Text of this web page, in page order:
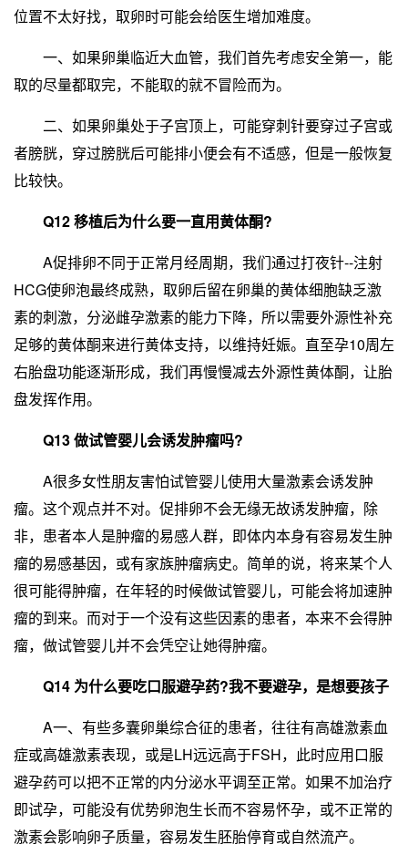
位置不太好找，取卵时可能会给医生增加难度。
一、如果卵巢临近大血管，我们首先考虑安全第一，能
取的尽量都取完，不能取的就不冒险而为。
二、如果卵巢处于子宫顶上，可能穿刺针要穿过子宫或
者膀胱，穿过膀胱后可能排小便会有不适感，但是一般恢复
比较快。
Q12 移植后为什么要一直用黄体酮?
A促排卵不同于正常月经周期，我们通过打夜针--注射
HCG使卵泡最终成熟，取卵后留在卵巢的黄体细胞缺乏激
素的刺激，分泌雌孕激素的能力下降，所以需要外源性补充
足够的黄体酮来进行黄体支持，以维持妊娠。直至孕10周左
右胎盘功能逐渐形成，我们再慢慢减去外源性黄体酮，让胎
盘发挥作用。
Q13 做试管婴儿会诱发肿瘤吗?
A很多女性朋友害怕试管婴儿使用大量激素会诱发肿
瘤。这个观点并不对。促排卵不会无缘无故诱发肿瘤，除
非，患者本人是肿瘤的易感人群，即体内本身有容易发生肿
瘤的易感基因，或有家族肿瘤病史。简单的说，将来某个人
很可能得肿瘤，在年轻的时候做试管婴儿，可能会将加速肿
瘤的到来。而对于一个没有这些因素的患者，本来不会得肿
瘤，做试管婴儿并不会凭空让她得肿瘤。
Q14 为什么要吃口服避孕药?我不要避孕，是想要孩子
A一、有些多囊卵巢综合征的患者，往往有高雄激素血
症或高雄激素表现，或是LH远远高于FSH，此时应用口服
避孕药可以把不正常的内分泌水平调至正常。如果不加治疗
即试孕，可能没有优势卵泡生长而不容易怀孕，或不正常的
激素会影响卵子质量，容易发生胚胎停育或自然流产。